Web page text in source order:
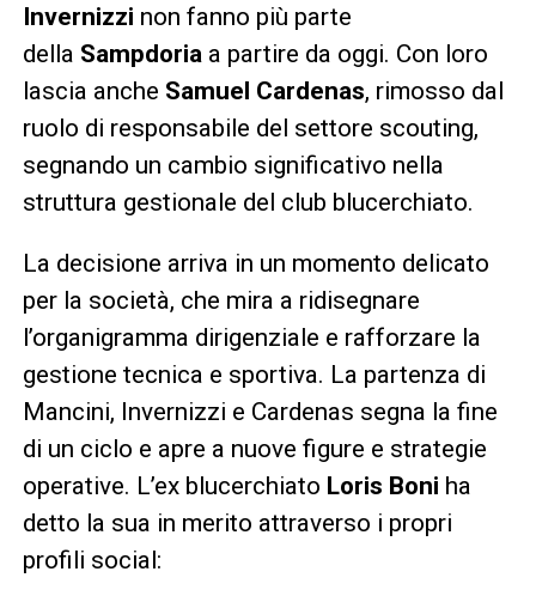
Invernizzi non fanno più parte
della Sampdoriaa partire da oggi. Con loro
lascia anche Samuel Cardenas, rimosso dal
ruolo di responsabile del settore scouting,
segnando un cambio significativo nella
struttura gestionale del club blucerchiato.
La decisione arriva in un momento delicato
per la società, che mira a ridisegnare
l’organigramma dirigenziale e rafforzare la
gestione tecnica e sportiva. La partenza di
Mancini, Invernizzi e Cardenas segna la fine
di un ciclo e apre a nuove figure e strategie
operative. L’ex blucerchiato Loris Boni ha
detto la sua in merito attraverso i propri
profili social: